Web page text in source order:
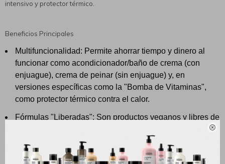

intensivo y protector térmico.
Beneficios Principales
Multifuncionalidad: Permite ahorrar tiempo y dinero al
funcionar como acondicionador/baño de crema (con
enjuague), crema de peinar (sin enjuague) y, en
versiones específicas como la "Bomba de Vitaminas",
como protector térmico contra el calor.
Fórmulas "Liberadas": Son productos veganos y libres de
hace aptas para el Método Curly Girl.
Acción Triple: Sus fórmulas están diseñadas para nutrir,